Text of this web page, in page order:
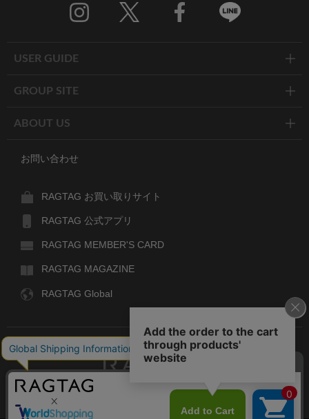
USER GUIDE
GROUP SITE
ABOUT US
お問い合わせ
RAGTAG お買い取りサイト
RAGTAG 公式アプリ
RAGTAG MEMBER'S CARD
RAGTAG MAGAZINE
RAGTAG Global
デザイナーズブランドのユーズド・セレクトショップ